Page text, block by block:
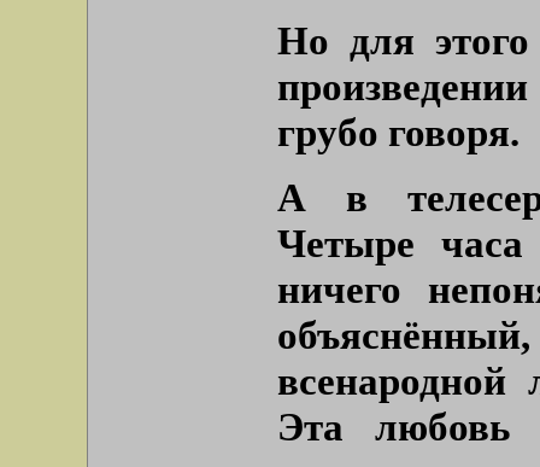
Но для
грубо говоря.
А в
Четыре
ничего
Эта любовь